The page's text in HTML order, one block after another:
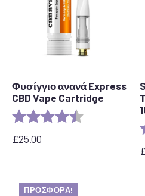
Φυσίγγιο ανανά Express
CBD Vape Cartridge
Αξιολόγηση: 4,6 από 5
£25.00
£
ΠΡΟΣΦΟΡΆ!